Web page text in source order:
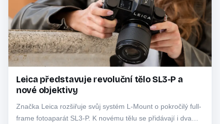
Leica představuje revoluční tělo SL3-P a
nové objektivy
Značka Leica rozšiřuje svůj systém L-Mount o pokročilý full-
frame fotoaparát SL3-P. K novému tělu se přidávají i dva